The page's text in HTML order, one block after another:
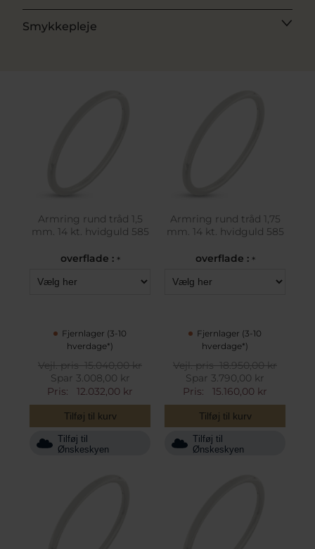
Smykkepleje
Armring rund tråd 1,5
mm. 14 kt. hvidguld 585
overflade : *
Fjernlager (3-10
hverdage*)
Vejl. pris15.040,00 kr
Spar 3.008,00 kr
Pris:
12.032,00 kr
Tilføj til kurv
Tilføj til
Ønskeskyen
Armring rund tråd 1,75
mm. 14 kt. hvidguld 585
overflade : *
Fjernlager (3-10
hverdage*)
Vejl. pris18.950,00 kr
Spar 3.790,00 kr
Pris:
15.160,00 kr
Tilføj til kurv
Tilføj til
Ønskeskyen